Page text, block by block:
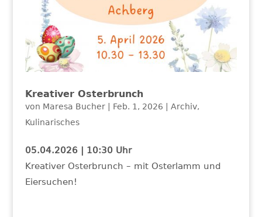
Kreativer Osterbrunch
von Maresa Bucher| Feb. 1, 2026 Archiv,
Kulinarisches
05.04.2026 | 10:30 Uhr
Kreativer Osterbrunch – mit Osterlamm und
Eiersuchen!